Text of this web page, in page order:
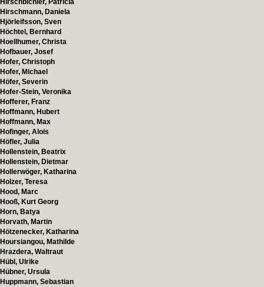
Hirschbichler, Patricia
Hirschmann, Daniela
Hjörleifsson, Sven
Höchtel, Bernhard
Hoellhumer, Christa
Hofbauer, Josef
Hofer, Christoph
Hofer, Michael
Höfer, Severin
Hofer-Stein, Veronika
Hofferer, Franz
Hoffmann, Hubert
Hoffmann, Max
Hofinger, Alois
Höfler, Julia
Hollenstein, Beatrix
Hollenstein, Dietmar
Hollerwöger, Katharina
Holzer, Teresa
Hood, Marc
Hooß, Kurt Georg
Horn, Batya
Horvath, Martin
Hötzenecker, Katharina
Hoursiangou, Mathilde
Hrazdera, Waltraut
Hübl, Ulrike
Hübner, Ursula
Huppmann, Sebastian